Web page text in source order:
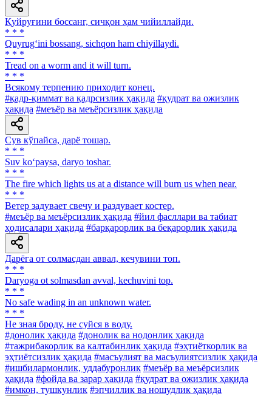
Қуйруғини боссанг, сичқон ҳам чийиллайди.
* * *
Quyrug‘ini bossang, sichqon ham chiyillaydi.
* * *
Tread on a worm and it will turn.
* * *
Всякому терпению приходит конец.
#қадр-қиммат ва қадрсизлик ҳақида #қудрат ва ожизлик
ҳақида #меъёр ва меъёрсизлик ҳақида
Сув кўпайса, дарё тошар.
* * *
Suv ko‘paysa, daryo toshar.
* * *
The fire which lights us at a distance will burn us when near.
* * *
Ветер задувает свечу и раздувает костер.
#меъёр ва меъёрсизлик ҳақида #йил фасллари ва табиат
ҳодисалари ҳақида #барқарорлик ва беқарорлик ҳақида
Дарёга от солмасдан аввал, кечувини топ.
* * *
Daryoga ot solmasdan avval, kechuvini top.
* * *
No safe wading in an unknown water.
* * *
He зная броду, не суйся в воду.
#донолик ҳақида #донолик ва нодонлик ҳақида
#тажрибакорлик ва калтабинлик ҳақида #эҳтиёткорлик ва
эҳтиётсизлик ҳақида #масъулият ва масъулиятсизлик ҳақида
#ишбилармонлик, уддабуронлик #меъёр ва меъёрсизлик
ҳақида #фойда ва зарар ҳақида #қудрат ва ожизлик ҳақида
#имкон, тушкунлик #эпчиллик ва ношудлик ҳақида